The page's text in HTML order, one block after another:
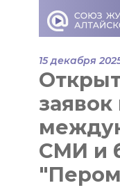
15 декабря
заявок
СМИ и